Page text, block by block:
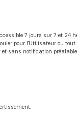
7 jours sur 7 et
pour l'Utilisateur ou
sans notification